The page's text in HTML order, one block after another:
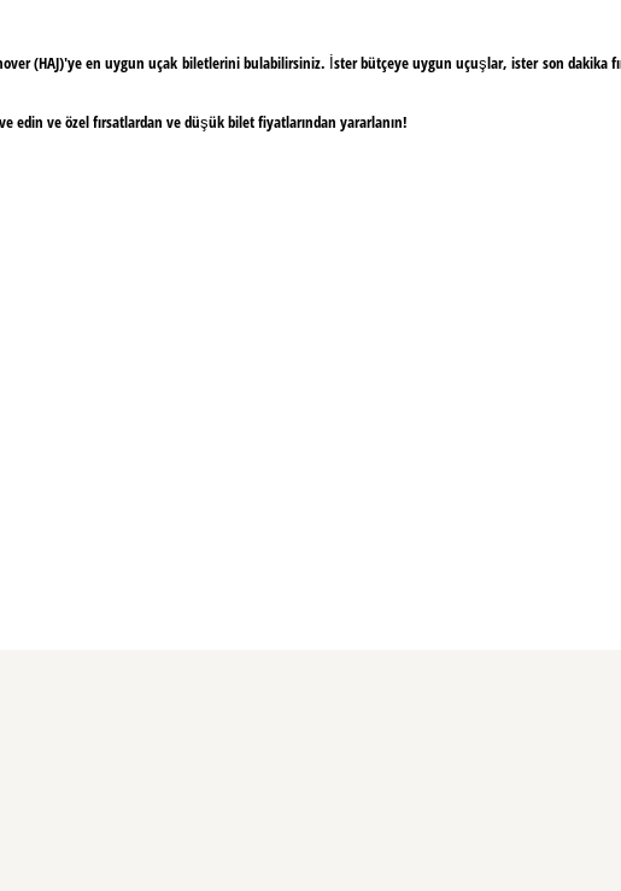
(HAJ)'ye en uygun uçak biletlerini bulabilirsiniz. İster bütçeye uygun uçuşlar, ister son dakika
edin ve özel fırsatlardan ve düşük bilet fiyatlarından yararlanın!